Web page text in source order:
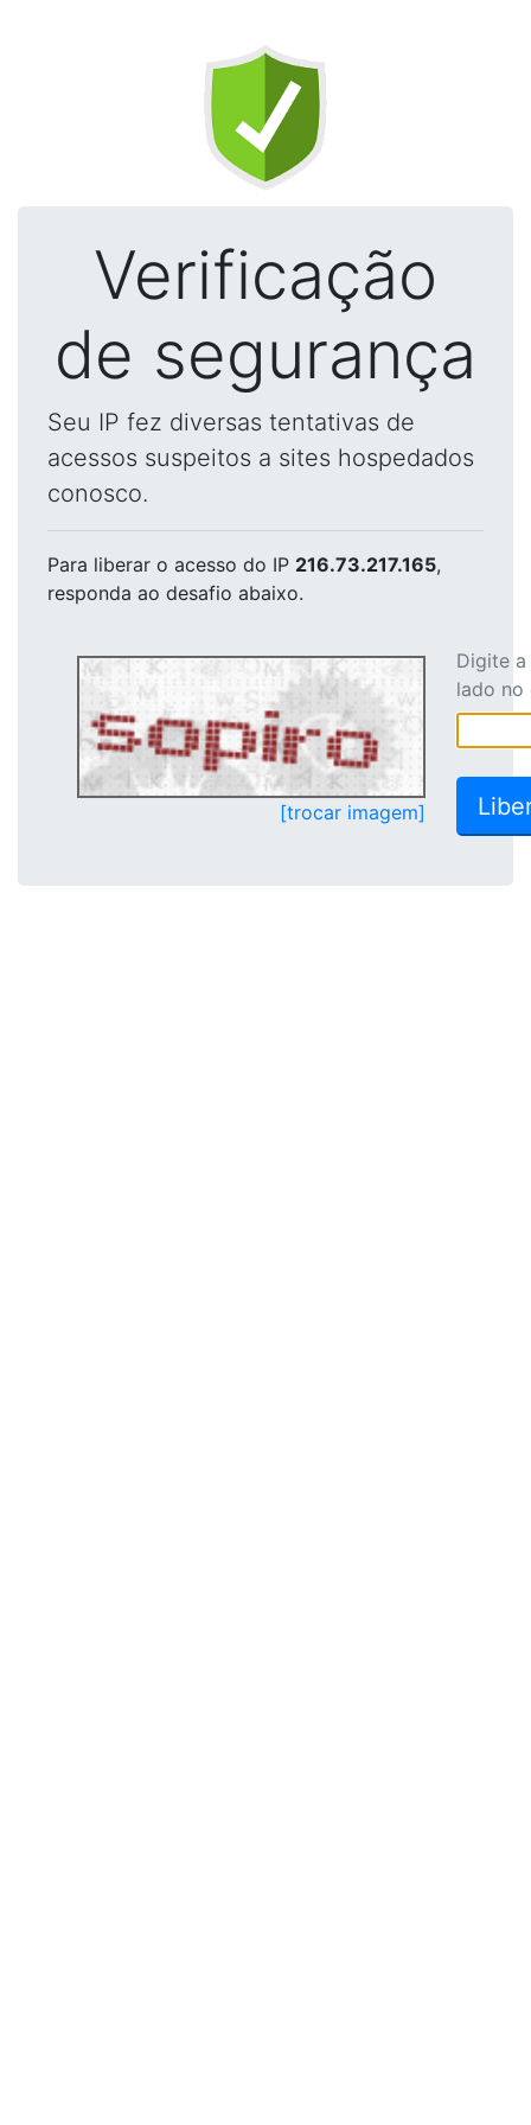
Verificação
de segurança
Seu IP fez diversas tentativas de
acessos suspeitos a sites hospedados
conosco.
Para liberar o acesso do IP 216.73.217.165,
responda ao desafio abaixo.
[trocar imagem]
Digite
lado no